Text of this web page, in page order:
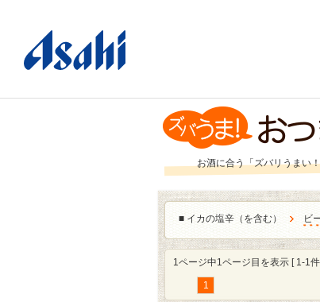
お酒に合う「ズバリうまい
■ イカの塩辛（を含む） ビ
1ページ中1ページ目を表示 [ 1-1
1